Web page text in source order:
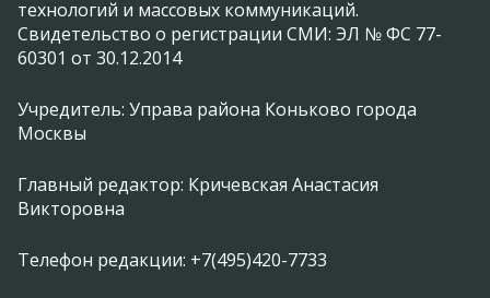
технологий и массовых коммуникаций.
Свидетельство о регистрации СМИ: ЭЛ № ФС 77-
60301 от 30.12.2014
Учредитель: Управа района Коньково города
Москвы
Главный редактор: Кричевская Анастасия
Викторовна
Телефон редакции: +7(495)420-7733